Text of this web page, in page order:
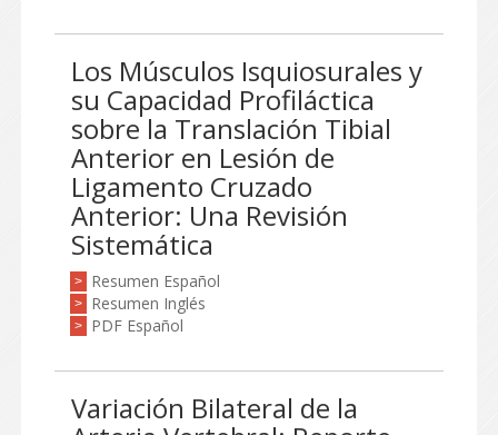
Los Músculos Isquiosurales y
su Capacidad Profiláctica
sobre la Translación Tibial
Anterior en Lesión de
Ligamento Cruzado
Anterior: Una Revisión
Sistemática
> Resumen Español
> Resumen Inglés
> PDF Español
Variación Bilateral de la